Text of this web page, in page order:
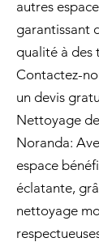
autres
garantissant
qualité à des
Contactez-
un devis
Nettoyage
Noranda:
espace
éclatante,
nettoyage